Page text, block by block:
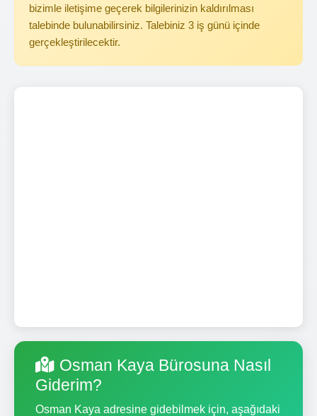
bizimle iletişime geçerek bilgilerinizin kaldırılması
talebinde bulunabilirsiniz. Talebiniz 3 iş günü içinde
gerçekleştirilecektir.
Osman Kaya Bürosuna Nasıl
Giderim?
Osman Kaya adresine gidebilmek için, aşağıdaki